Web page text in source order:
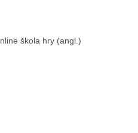
škola hry (angl.)